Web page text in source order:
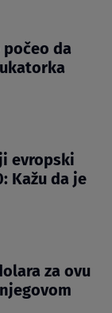
da
evropski
Kažu da je
za ovu